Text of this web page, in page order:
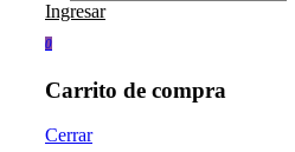
Ingresar
0
Carrito de compra
Cerrar